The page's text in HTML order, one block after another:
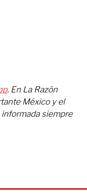
. En La Razón
México y el
siempre